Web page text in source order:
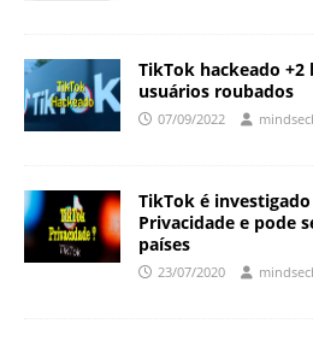
TikTok hackeado
usuários roubados
07/09/2022
TikTok é
Privacidade e pode
países
23/07/2020